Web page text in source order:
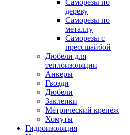
Саморезы по
дереву
Саморезы по
металлу
Саморезы с
прессшайбой
Дюбели для
теплоизоляции
Анкеры
Гвозди
Дюбели
Заклепки
Метрический крепёж
Хомуты
Гидроизоляция